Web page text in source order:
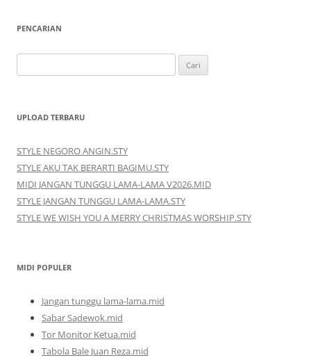
PENCARIAN
untuk:
UPLOAD TERBARU
STYLE NEGORO ANGIN.STY
STYLE AKU TAK BERARTI BAGIMU.STY
MIDI JANGAN TUNGGU LAMA-LAMA V2026.MID
STYLE JANGAN TUNGGU LAMA-LAMA.STY
STYLE WE WISH YOU A MERRY CHRISTMAS WORSHIP.STY
MIDI POPULER
Jangan tunggu lama-lama.mid
Sabar Sadewok.mid
Tor Monitor Ketua.mid
Tabola Bale Juan Reza.mid